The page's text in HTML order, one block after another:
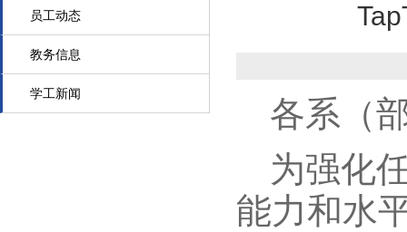
员工动态
教务信息
学工新闻
各系（
为强化
能力和水